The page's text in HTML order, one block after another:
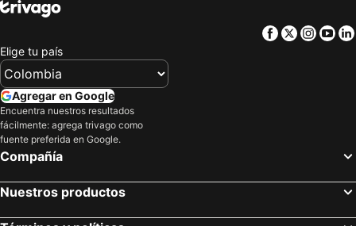
Facebook
Twitter
Elige tu país
Agregar en Google
Encuentra nuestros resultados
fácilmente: agrega trivago como
fuente preferida en Google.
Compañía
Nuestros productos